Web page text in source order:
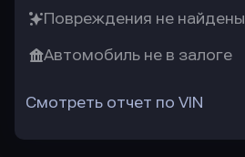
Повреждения не найдены
Автомобиль не в залоге
Смотреть отчет по VIN